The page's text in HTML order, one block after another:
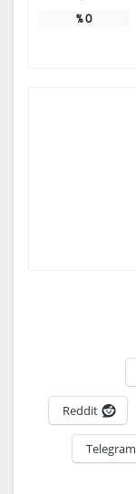
0
%
Reddit
Telegram